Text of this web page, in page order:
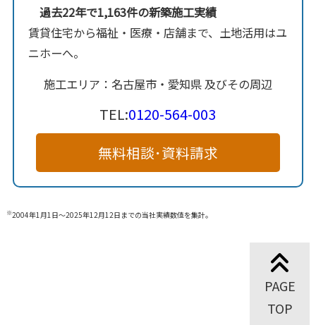
過去22年で1,163件の新築施工実績
賃貸住宅から福祉・医療・店舗まで、土地活用はユ
ニホーへ。
施工エリア：名古屋市・愛知県 及びその周辺
TEL:0120-564-003
無料相談･資料請求
※2004年1月1日～2025年12月12日までの当社実績数値を集計。
PAGE
TOP